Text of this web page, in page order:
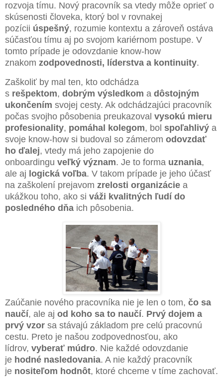
rozvoja tímu. Nový pracovník sa vtedy môže oprieť o
skúsenosti človeka, ktorý bol v rovnakej
pozícii úspešný, rozumie kontextu a zároveň ostáva
súčasťou tímu aj po svojom kariérnom postupe. V
tomto prípade je odovzdanie know-how
znakom zodpovednosti, líderstva a kontinuity.
Zaškoliť by mal ten, kto odchádza
s rešpektom, dobrým výsledkom a dôstojným
ukončením svojej cesty. Ak odchádzajúci pracovník
počas svojho pôsobenia preukazoval vysokú mieru
profesionality, pomáhal kolegom, bol spoľahlivý a
svoje know-how si budoval so zámerom odovzdať
ho ďalej, vtedy má jeho zapojenie do
onboardingu veľký význam. Je to forma uznania,
ale aj logická voľba. V takom prípade je jeho účasť
na zaškolení prejavom zrelosti organizácie a
ukážkou toho, ako si váži kvalitných ľudí do
posledného dňa ich pôsobenia.
Zaúčanie nového pracovníka nie je len o tom, čo sa
naučí, ale aj od koho sa to naučí. Prvý dojem a
prvý vzor sa stávajú základom pre celú pracovnú
cestu. Preto je našou zodpovednosťou, ako
lídrov, vyberať múdro. Nie každé odovzdanie
je hodné nasledovania. A nie každý pracovník
je nositeľom hodnôt, ktoré chceme v tíme zachovať.